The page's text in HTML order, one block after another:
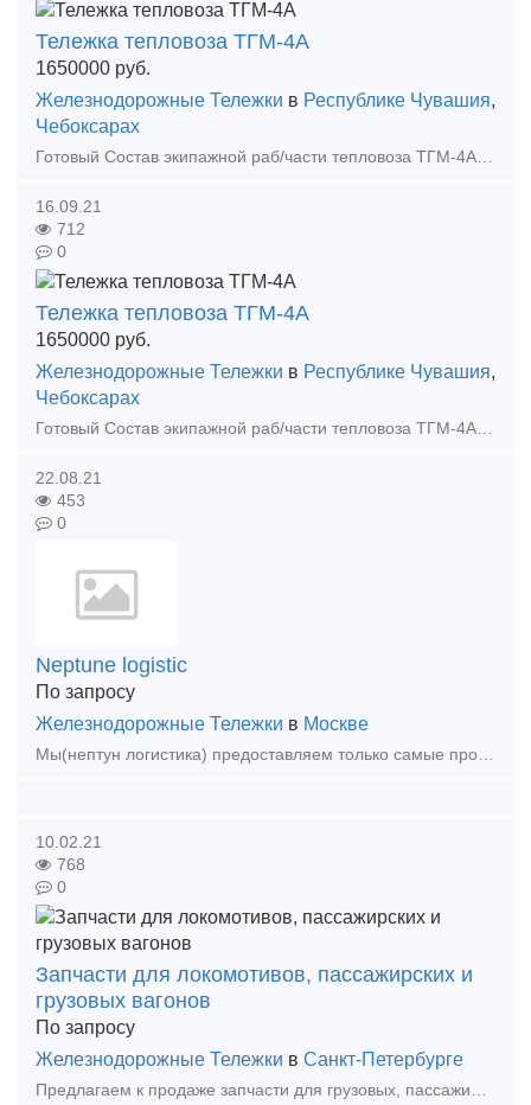
Тележка тепловоза ТГМ-4А
1650000 руб.
Железнодорожные Тележки в Республике Чувашия,
Чебоксарах
16.09.21
712
0
Тележка тепловоза ТГМ-4А
1650000 руб.
Железнодорожные Тележки в Республике Чувашия,
Чебоксарах
Готовый Состав экипажной раб/части тепловоза ТГМ-4А в отличном состоянии, с разбора тепловоза. Колесные пары: после обточки и освидетельствования, бандаж от 70 мм. Стоимость 1 650 000. М
22.08.21
453
0
Neptune logistic
По запросу
Железнодорожные Тележки в Москве
Мы(нептун логистика) предоставляем только самые профессиональные и эффективные логистические услуги. Наша компания занимается международными ж.д мультимодальными грузоперевозками(контейнер)
10.02.21
768
0
Запчасти для локомотивов, пассажирских и
грузовых вагонов
По запросу
Железнодорожные Тележки в Санкт-Петербурге
Предлагаем к продаже запчасти для грузовых, пассажирских вагонов, а также к тяговому подвижному составу. Имеет прямые договора с крупнейшими производителями, обширную номенклатуру. Подбере